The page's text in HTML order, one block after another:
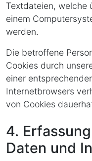
Textdateien, welche
einem
werden.
Die betroffene
Cookies durch
einer
Internetbrowsers
von Cookies
4.
Daten und